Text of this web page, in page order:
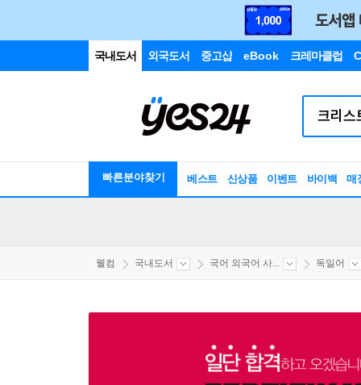
국내도서 외국도서 중고샵 eBook 크레마클럽
빠른분야찾기 베스트 신상품 이벤트 바이백 매
웰컴 국내도서 국어 외국어 사... 독일어